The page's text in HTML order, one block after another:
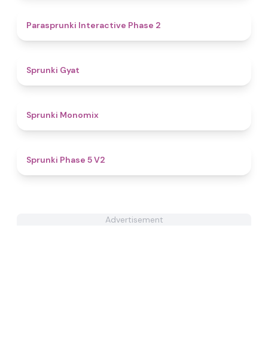
Parasprunki Interactive Phase 2
Sprunki Gyat
Sprunki Monomix
Sprunki Phase 5 V2
Advertisement